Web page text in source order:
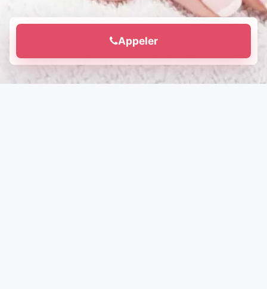
Appeler